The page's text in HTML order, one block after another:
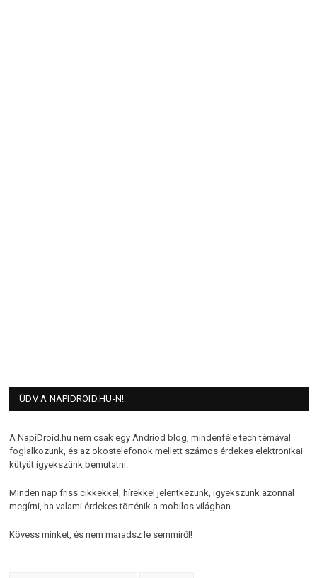
ÜDV A NAPIDROID.HU-N!
A NapiDroid.hu nem csak egy Andriod blog, mindenféle tech témával
foglalkozunk, és az okostelefonok mellett számos érdekes elektronikai
kütyüt igyekszünk bemutatni.
Minden nap friss cikkekkel, hírekkel jelentkezünk, igyekszünk azonnal
megírni, ha valami érdekes történik a mobilos világban.
Kövess minket, és nem maradsz le semmiről!